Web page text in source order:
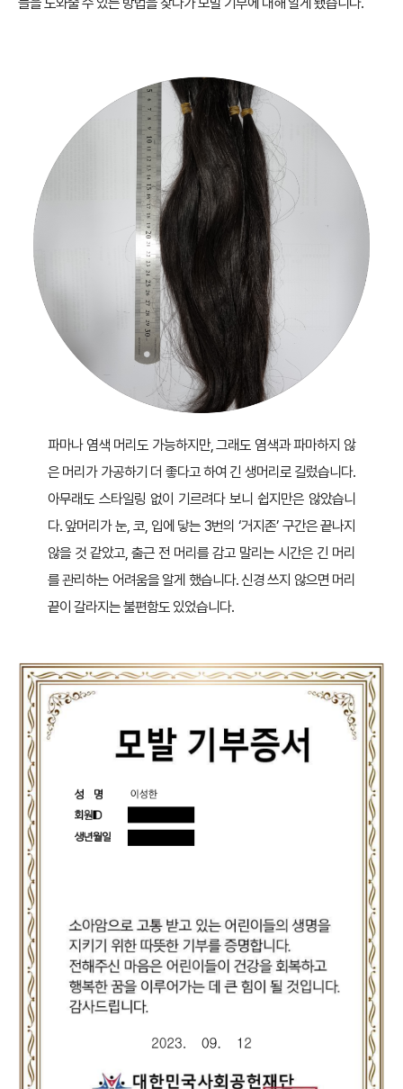
파마나 염색 머리도 가능하지만, 그래도 염색과 파마하지 않
은 머리가 가공하기 더 좋다고 하여 긴 생머리로 길렀습니다.
아무래도 스타일링 없이 기르려다 보니 쉽지만은 않았습니
다. 앞머리가 눈, 코, 입에 닿는 3번의 ‘거지존’ 구간은 끝나지
않을 것 같았고, 출근 전 머리를 감고 말리는 시간은 긴 머리
를 관리하는 어려움을 알게 했습니다. 신경 쓰지 않으면 머리
끝이 갈라지는 불편함도 있었습니다.